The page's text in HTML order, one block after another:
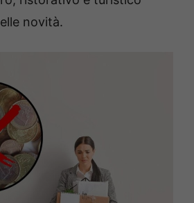
novità.